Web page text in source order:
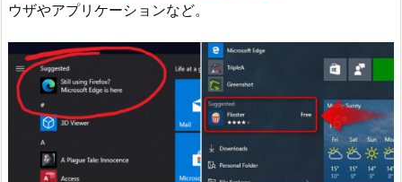
ウザやアプリケーションなど。